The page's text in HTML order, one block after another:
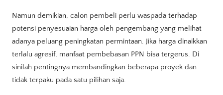
Namun demikian, calon pembeli perlu waspada terhadap
potensi penyesuaian harga oleh pengembang yang melihat
adanya peluang peningkatan permintaan. Jika harga dinaikkan
terlalu agresif, manfaat pembebasan PPN bisa tergerus. Di
sinilah pentingnya membandingkan beberapa proyek dan
tidak terpaku pada satu pilihan saja.